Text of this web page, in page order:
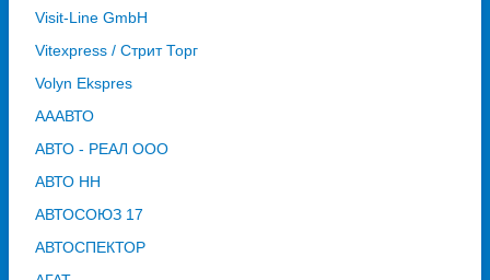
Visit-Line GmbH
Vitexpress / Стрит Торг
Volyn Ekspres
АААВТО
АВТО - РЕАЛ ООО
АВТО НН
АВТОСОЮЗ 17
АВТОСПЕКТОР